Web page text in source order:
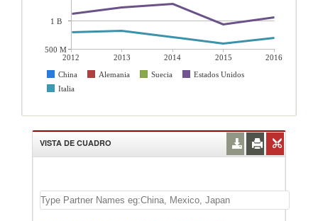
2012 2013 2014 2015
2016
China
Alemania Suecia
Estados Unidos
Italia
1 B
500 M
VISTA DE CUADRO